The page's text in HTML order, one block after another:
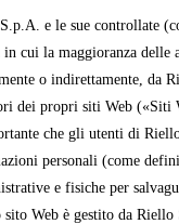
e le sue controllate
in cui la maggioranza
o indirettamente, da
dei propri siti Web («Siti
che gli utenti di
personali (come
e fisiche per
sito Web è gestito da